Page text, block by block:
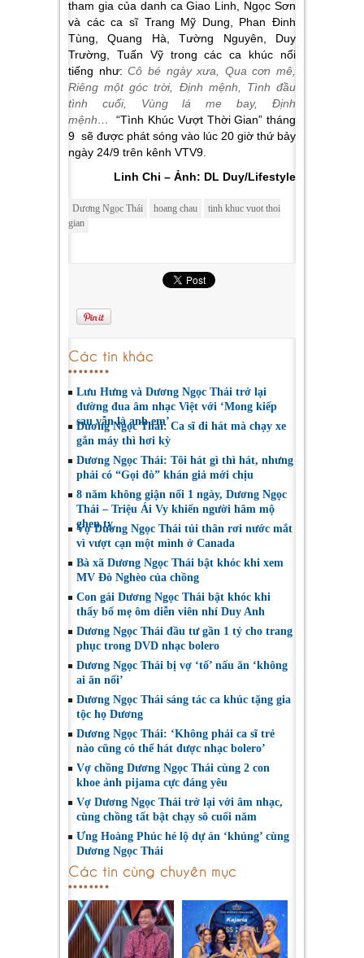
tham gia của danh ca Giao Linh, Ngọc Sơn
và các ca sĩ Trang Mỹ Dung, Phan Đinh
Tùng, Quang Hà, Tường Nguyên, Duy
Trường, Tuấn Vỹ trong các ca khúc nổi
tiếng như:Cô bé ngày xưa, Qua cơn mê,
Riêng một góc trời, Định mệnh, Tình đầu
tình cuối, Vùng lá me bay, Định
mệnh…“Tình Khúc Vượt Thời Gian” tháng
9 sẽ được phát sóng vào lúc 20 giờ thứ bảy
ngày 24/9 trên kênh VTV9.
Linh Chi – Ảnh: DL Duy/Lifestyle
Dương Ngọc Thái hoang chau
tinh khuc vuot thoi
gian
Các tin khác
Lưu Hưng và Dương Ngọc Thái trở lại
đường đua âm nhạc Việt với ‘Mong kiếp
sau vẫn là anh em’
Dương Ngọc Thái: Ca sĩ đi hát mà chạy xe
gắn máy thì hơi kỳ
Dương Ngọc Thái: Tôi hát gì thì hát, nhưng
phải có “Gọi đò” khán giả mới chịu
8 năm không giận nổi 1 ngày, Dương Ngọc
Thái – Triệu Ái Vy khiến người hâm mộ
ghen tỵ
Vợ Dương Ngọc Thái tủi thân rơi nước mắt
vì vượt cạn một mình ở Canada
Bà xã Dương Ngọc Thái bật khóc khi xem
MV Đò Nghèo của chồng
Con gái Dương Ngọc Thái bật khóc khi
thấy bố mẹ ôm diễn viên nhí Duy Anh
Dương Ngọc Thái đầu tư gần 1 tỷ cho trang
phục trong DVD nhạc bolero
Dương Ngọc Thái bị vợ ‘tố’ nấu ăn ‘không
ai ăn nổi’
Dương Ngọc Thái sáng tác ca khúc tặng gia
tộc họ Dương
Dương Ngọc Thái: ‘Không phải ca sĩ trẻ
nào cũng có thể hát được nhạc bolero’
Vợ chồng Dương Ngọc Thái cùng 2 con
khoe ảnh pijama cực đáng yêu
Vợ Dương Ngọc Thái trở lại với âm nhạc,
cùng chồng tất bật chạy sô cuối năm
Ưng Hoàng Phúc hé lộ dự án ‘khủng’ cùng
Dương Ngọc Thái
Các tin cùng chuyên mục